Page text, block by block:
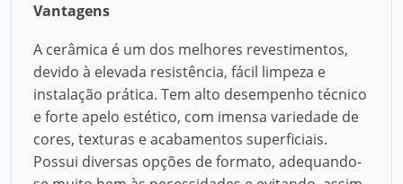
Vantagens
A cerâmica é um dos melhores revestimentos,
devido à elevada resistência, fácil limpeza e
instalação prática. Tem alto desempenho técnico
e forte apelo estético, com imensa variedade de
cores, texturas e acabamentos superficiais.
Possui diversas opções de formato, adequando-